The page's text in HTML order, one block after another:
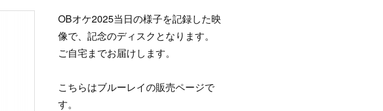
OBオケ2025当日の様子を記録した映
像で、記念のディスクとなります。
ご自宅までお届けします。
こちらはブルーレイの販売ページで
す。